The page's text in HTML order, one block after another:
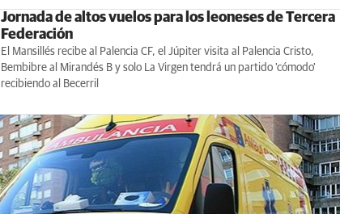
Jornada de altos vuelos para los leoneses de Tercera
Federación
El Mansillés recibe al Palencia CF, el Júpiter visita al Palencia Cristo,
Bembibre al Mirandés B y solo La Virgen tendrá un partido 'cómodo'
recibiendo al Becerril